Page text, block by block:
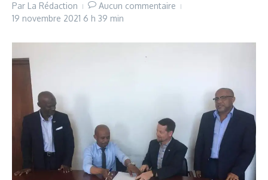
Par La Rédaction
Aucun commentaire
19 novembre 2021 6 h 39 min